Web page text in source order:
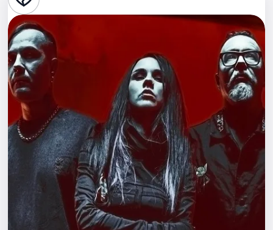
Стендап
Выставки
Квесты
Экскурсии
Спорт
События
Города
Площадки